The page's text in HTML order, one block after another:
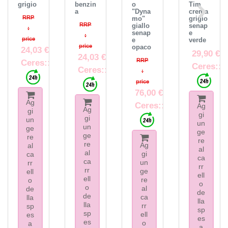
grigio
RRP
:
price
24,03 €
Ceres::Template.itemFootnote
Ag
gi
un
ge
re
al
ca
rr
ell
o
de
lla
sp
es
a
benzin
a
RRP
:
price
24,03 €
Ceres::Template.itemFootnote
Ag
gi
un
ge
re
al
ca
rr
ell
o
de
lla
sp
es
o
"Dyna
mo"
giallo
senap
e
opaco
RRP
:
price
76,00 €
Ag
gi
un
ge
re
al
ca
rr
ell
o
Tim
crema
grigio
senap
e
verde
29,90 €
Ag
gi
un
ge
re
al
ca
rr
ell
o
de
lla
sp
es